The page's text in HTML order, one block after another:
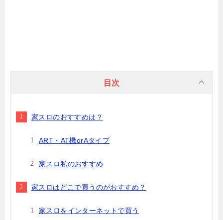
目次
家スロのおすすめは？
ART・AT機orAタイプ
家スロ私のおすすめ
家スロはどこで買うのがおすすめ？
家スロをインターネットで買う